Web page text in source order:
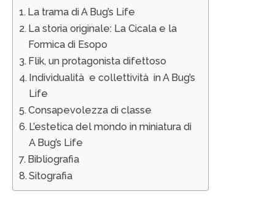
La trama di A Bug’s Life
La storia originale: La Cicala e la
Formica di Esopo
Flik, un protagonista difettoso
Individualità e collettività in A Bug’s
Life
Consapevolezza di classe
L’estetica del mondo in miniatura di
A Bug’s Life
Bibliografia
Sitografia